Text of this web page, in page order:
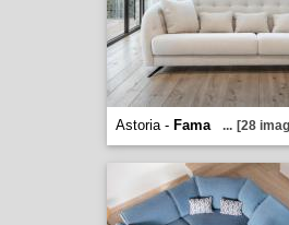
Astoria - Fama ... [28